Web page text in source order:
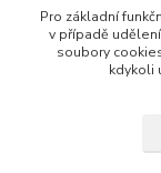
Pro základní
v případě
soubory
kdykoli